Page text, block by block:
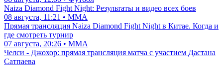
Naiza Diamond Fight Night: Результаты и видео всех боев
08 августа, 11:21 • ММА
Прямая трансляция Naiza Diamond Fight Night в Китае. Когда и
где смотреть турнир
07 августа, 20:26 • ММА
Челси - Джохор: прямая трансляция матча с участием Дастана
Сатпаева